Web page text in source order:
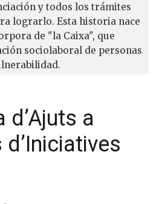
y todos los trámites
lograrlo. Esta historia nace
de "la Caixa", que
sociolaboral de personas
d’Ajuts a